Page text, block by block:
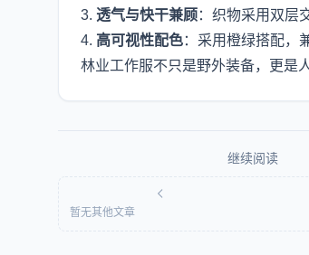
3. 透气与快干兼顾：织物采用双层
4. 高可视性配色：采用橙绿搭配，
林业工作服不只是野外装备，更是
继续阅读
暂无其他文章